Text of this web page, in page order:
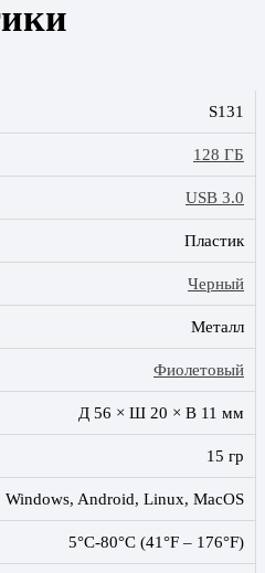
S131
128 ГБ
USB 3.0
Пластик
Черный
Металл
Фиолетовый
Д 56 × Ш 20 × В 11 мм
15 гр
Windows, Android, Linux, MacOS
5°C-80°C (41°F – 176°F)